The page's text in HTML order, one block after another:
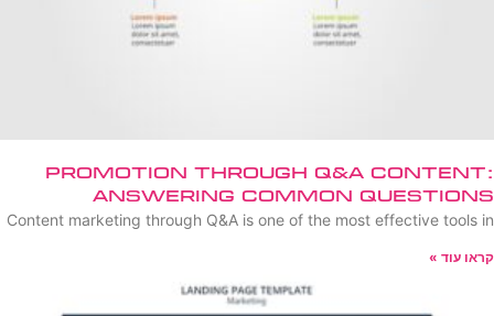
Promotion Through Q&A Content:
Answering Common Questions
Content marketing through Q&A is one of the most effective tools in
קראו עוד »